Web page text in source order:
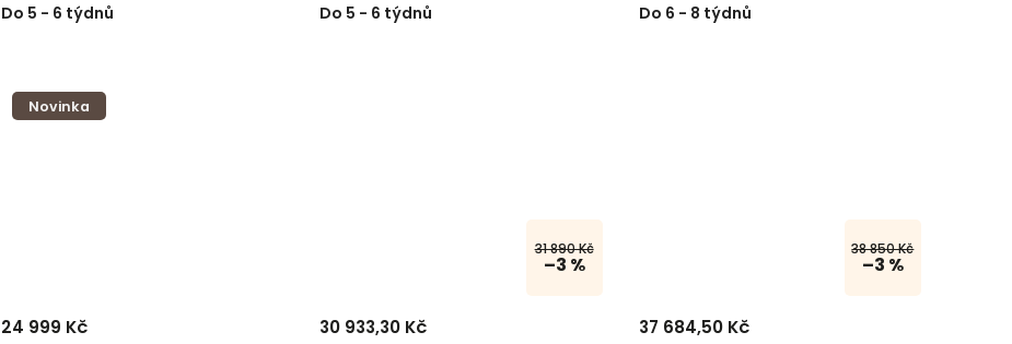
Do 5 - 6 týdnů Do 5 - 6 týdnů Do 6 - 8 týdnů
Novinka
24 999 Kč
31 890 Kč
–3 %
30 933,30 Kč
38 850 Kč
–3 %
37 684,50 Kč